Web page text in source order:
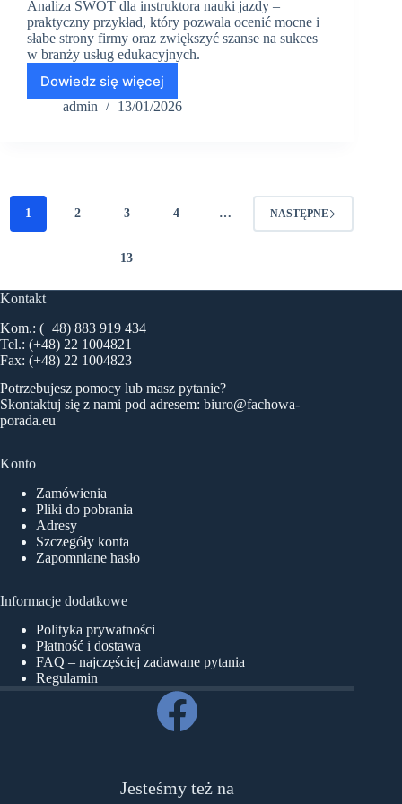
Analiza SWOT dla instruktora nauki jazdy –
praktyczny przykład, który pozwala ocenić mocne i
słabe strony firmy oraz zwiększyć szanse na sukces
w branży usług edukacyjnych.
Dowiedz się więcej
Przykładowa
analiza
admin 13/01/2026
1 2 3 4 …
13
NASTĘPNE
Kontakt
Kom.: (+48) 883 919 434
Tel.: (+48) 22 1004821
Fax: (+48) 22 1004823
Potrzebujesz pomocy lub masz pytanie?
Skontaktuj się z nami pod adresem: biuro@fachowa-
porada.eu
Konto
Zamówienia
Pliki do pobrania
Adresy
Szczegóły konta
Zapomniane hasło
Informacje dodatkowe
Polityka prywatności
Płatność i dostawa
FAQ – najczęściej zadawane pytania
Regulamin
Jesteśmy też na